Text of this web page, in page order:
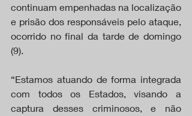
continuam empenhadas na localização
e prisão dos responsáveis pelo ataque,
ocorrido no final da tarde de domingo
(9).
“Estamos atuando de forma integrada
com todos os Estados, visando a
captura desses criminosos, e não